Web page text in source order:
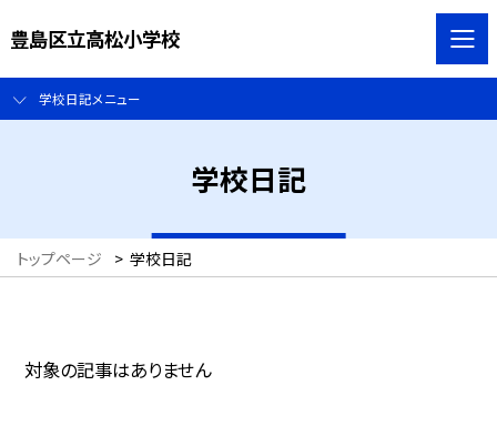
豊島区立高松小学校
学校日記メニュー
学校日記
トップページ > 学校日記
対象の記事はありません